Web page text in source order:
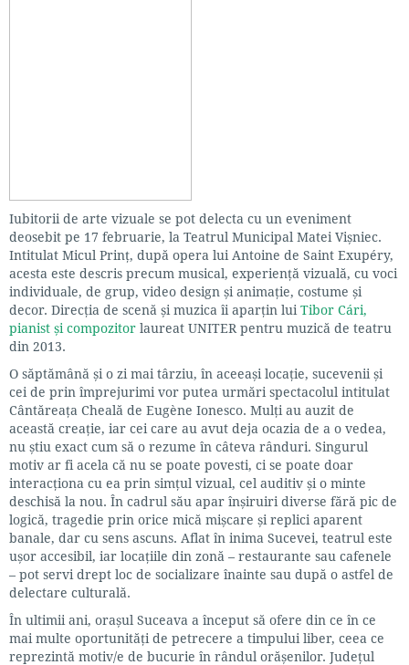
Iubitorii de arte vizuale se pot delecta cu un eveniment
deosebit pe 17 februarie, la Teatrul Municipal Matei Vișniec.
Intitulat Micul Prinț, după opera lui Antoine de Saint Exupéry,
acesta este descris precum musical, experiență vizuală, cu voci
individuale, de grup, video design și animație, costume și
decor. Direcția de scenă și muzica îi aparțin lui Tibor Cári,
pianist și compozitor laureat UNITER pentru muzică de teatru
din 2013.
O săptămână și o zi mai târziu, în aceeași locație, sucevenii și
cei de prin împrejurimi vor putea urmări spectacolul intitulat
Cântăreața Cheală de Eugène Ionesco. Mulți au auzit de
această creație, iar cei care au avut deja ocazia de a o vedea,
nu știu exact cum să o rezume în câteva rânduri. Singurul
motiv ar fi acela că nu se poate povesti, ci se poate doar
interacționa cu ea prin simțul vizual, cel auditiv și o minte
deschisă la nou. În cadrul său apar înșiruiri diverse fără pic de
logică, tragedie prin orice mică mișcare și replici aparent
banale, dar cu sens ascuns. Aflat în inima Sucevei, teatrul este
ușor accesibil, iar locațiile din zonă – restaurante sau cafenele
– pot servi drept loc de socializare înainte sau după o astfel de
delectare culturală.
În ultimii ani, orașul Suceava a început să ofere din ce în ce
mai multe oportunități de petrecere a timpului liber, ceea ce
reprezintă motiv/e de bucurie în rândul orășenilor. Județul